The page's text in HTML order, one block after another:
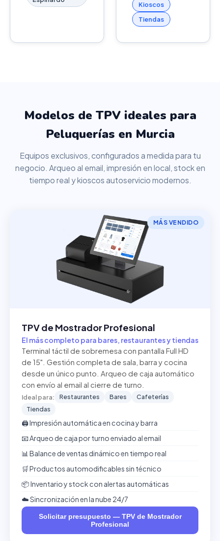
Kioscos
Tiendas
Modelos de TPV ideales para
Peluquerías en Murcia
Equipos exclusivos, configurados a medida para tu
negocio. Arqueo al email, impresión en local, stock en
tiempo real y kioscos autoservicio modernos.
MÁS VENDIDO
TPV de Mostrador Profesional
El más completo para bares, restaurantes y tiendas
Terminal táctil de sobremesa con pantalla Full HD
de 15". Gestión completa de sala, barra y cocina
desde un único punto. Arqueo de caja automático
con envío al email al cierre de turno.
Ideal para: Restaurantes Bares
Cafeterías
Tiendas
🖨️ Impresión automática en cocina y barra
📧 Arqueo de caja por turno enviado al email
📊 Balance de ventas dinámico en tiempo real
🛒 Productos automodificables sin técnico
📦 Inventario y stock con alertas automáticas
☁️ Sincronización en la nube 24/7
Solicitar presupuesto — TPV de Mostrador
Profesional